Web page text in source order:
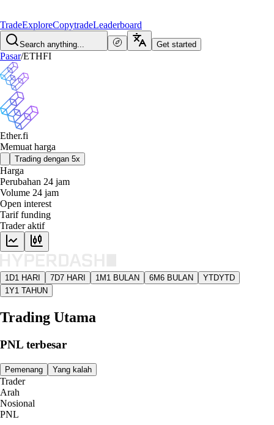
TradeExploreCopytradeLeaderboard
Search anything... Get started
Pasar/ETHFI
Ether.fi
Memuat harga
Trading dengan 5x
Harga
Perubahan 24 jam
Volume 24 jam
Open interest
Tarif funding
Trader aktif
1D1 HARI 7D7 HARI 1M 1 BULAN 6M6 BULAN YTDYTD
1Y1 TAHUN
Trading Utama
PNL terbesar
Pemenang Yang kalah
Trader
Arah
Nosional
PNL